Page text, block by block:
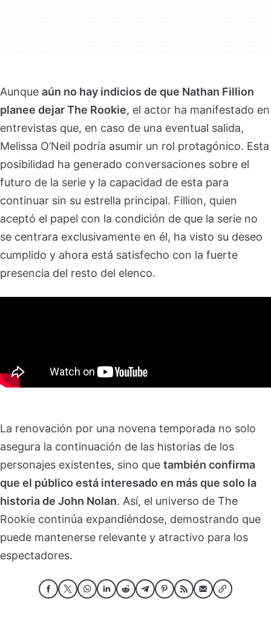
Aunque aún no hay indicios de que Nathan Fillion
planee dejar The Rookie, el actor ha manifestado en
entrevistas que, en caso de una eventual salida,
Melissa O’Neil podría asumir un rol protagónico. Esta
posibilidad ha generado conversaciones sobre el
futuro de la serie y la capacidad de esta para
continuar sin su estrella principal. Fillion, quien
aceptó el papel con la condición de que la serie no
se centrara exclusivamente en él, ha visto su deseo
cumplido y ahora está satisfecho con la fuerte
presencia del resto del elenco.
La renovación por una novena temporada no solo
asegura la continuación de las historias de los
personajes existentes, sino que también confirma
que el público está interesado en más que solo la
historia de John Nolan. Así, el universo de The
Rookie continúa expandiéndose, demostrando que
puede mantenerse relevante y atractivo para los
espectadores.